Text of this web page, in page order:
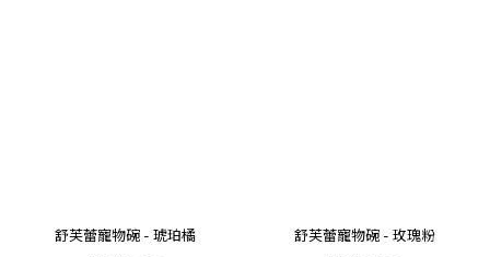
舒芙蕾寵物碗 - 琥珀橘 舒芙蕾寵物碗 - 玫瑰粉